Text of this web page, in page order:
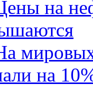
на
на